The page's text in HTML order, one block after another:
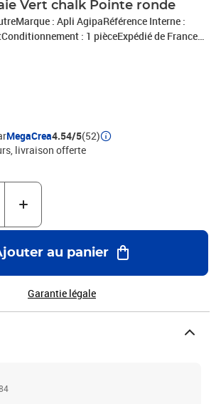
Vert chalk Pointe ronde
: Apli AgipaRéférence Interne :
: 1 pièceExpédié de France
MegaCrea4.54/5(52)
livraison offerte
au panier
Garantie légale